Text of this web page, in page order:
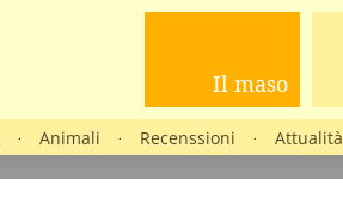
· Animali · Recenssioni · Attualità
Il maso